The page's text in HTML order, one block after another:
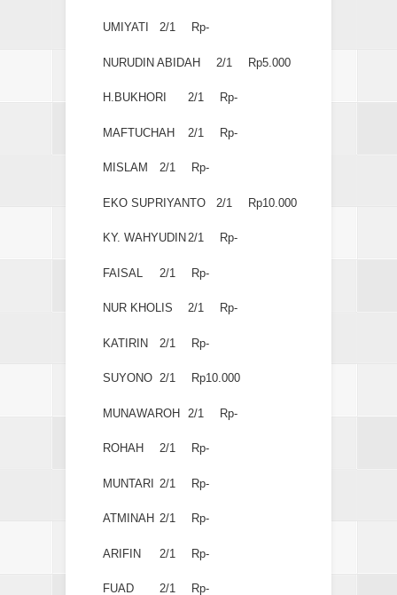
UMIYATI 2/1 Rp-
NURUDIN ABIDAH 2/1 Rp5.000
H.BUKHORI 2/1 Rp-
MAFTUCHAH 2/1 Rp-
MISLAM 2/1 Rp-
EKO SUPRIYANTO 2/1 Rp10.000
KY. WAHYUDIN 2/1 Rp-
FAISAL 2/1 Rp-
NUR KHOLIS 2/1 Rp-
KATIRIN 2/1 Rp-
SUYONO 2/1 Rp10.000
MUNAWAROH 2/1 Rp-
ROHAH 2/1 Rp-
MUNTARI 2/1 Rp-
ATMINAH 2/1 Rp-
ARIFIN 2/1 Rp-
FUAD 2/1 Rp-